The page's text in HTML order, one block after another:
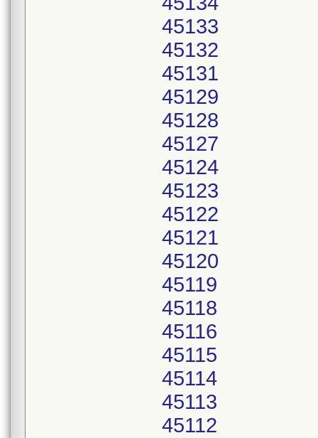
45133
45132
45131
45129
45128
45127
45124
45123
45122
45121
45120
45119
45118
45116
45115
45114
45113
45112